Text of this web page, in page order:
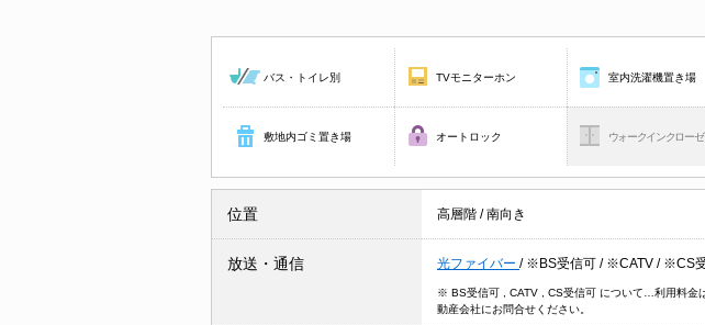
バス・トイレ別 TVモニターホン 室内洗濯機置き場
敷地内ゴミ置き場 オートロック ウォークインクローゼ
位置 高層階 /南向き
放送・通信 光ファイバー / ※BS受信可 / ※CATV / ※CS
※ BS受信可 , CATV , CS受信可 について…利用料金
動産会社にお問合せください。